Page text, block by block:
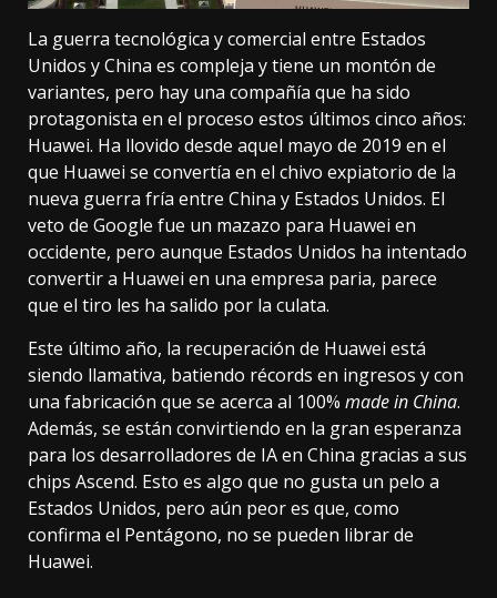
La guerra tecnológica y comercial entre Estados
Unidos y China es compleja y tiene un montón de
variantes, pero hay una compañía que ha sido
protagonista en el proceso estos últimos cinco años:
Huawei. Ha llovido desde aquel mayo de 2019 en el
que Huawei se convertía en el chivo expiatorio de la
nueva guerra fría entre China y Estados Unidos. El
veto de Google fue un mazazo para Huawei en
occidente, pero aunque Estados Unidos ha intentado
convertir a Huawei en una empresa paria, parece
que el tiro les ha salido por la culata.
Este último año, la recuperación de Huawei está
siendo llamativa, batiendo récords en ingresos y con
una fabricación que se acerca al 100% made in China.
Además, se están convirtiendo en la gran esperanza
para los desarrolladores de IA en China gracias a sus
chips Ascend. Esto es algo que no gusta un pelo a
Estados Unidos, pero aún peor es que, como
confirma el Pentágono, no se pueden librar de
Huawei.